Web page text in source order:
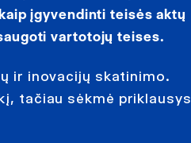
įgyvendinti teisės aktų
vartotojų teises.
ir inovacijų skatinimo.
tačiau sėkmė priklausys